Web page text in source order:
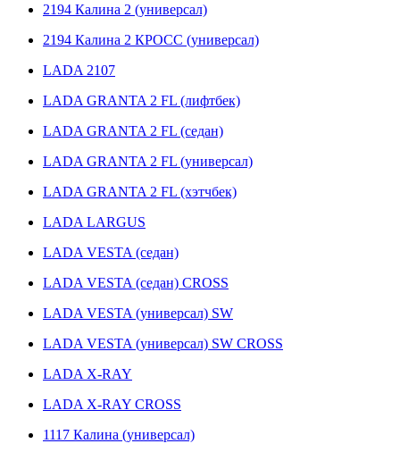
2194 Калина 2 (универсал)
2194 Калина 2 КРОСС (универсал)
LADA 2107
LADA GRANTA 2 FL (лифтбек)
LADA GRANTA 2 FL (седан)
LADA GRANTA 2 FL (универсал)
LADA GRANTA 2 FL (хэтчбек)
LADA LARGUS
LADA VESTA (седан)
LADA VESTA (седан) CROSS
LADA VESTA (универсал) SW
LADA VESTA (универсал) SW CROSS
LADA X-RAY
LADA X-RAY CROSS
1117 Калина (универсал)